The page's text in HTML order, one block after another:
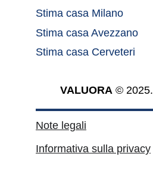
VALUORA © 2025.
Note legali
Informativa sulla privacy
Stima casa Milano
Stima casa Avezzano
Stima casa Cerveteri